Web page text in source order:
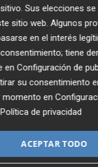
de
para
pública,
OMM-OMS
a
la salud y el
Sus elecciones se
sitio web. Algunos
en el interés
tiene
enConfiguración de
su consentimiento
momento en
.Política de privacidad
ACEPTAR TODO